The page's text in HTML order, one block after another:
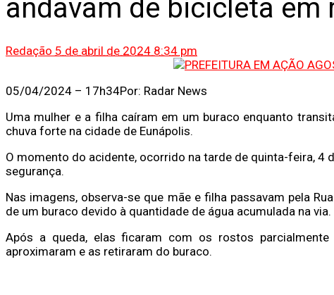
andavam de bicicleta em
Redação 5 de abril de 2024 8:34 pm
05/04/2024 – 17h34Por: Radar News
Uma mulher e a filha caíram em um buraco enquanto
chuva forte na cidade de Eunápolis.
O momento do acidente, ocorrido na tarde de quinta-feira, 4
segurança.
Nas imagens, observa-se que mãe e filha passavam pela
de um buraco devido à quantidade de água acumulada na via.
Após a queda, elas ficaram com os rostos
aproximaram e as retiraram do buraco.